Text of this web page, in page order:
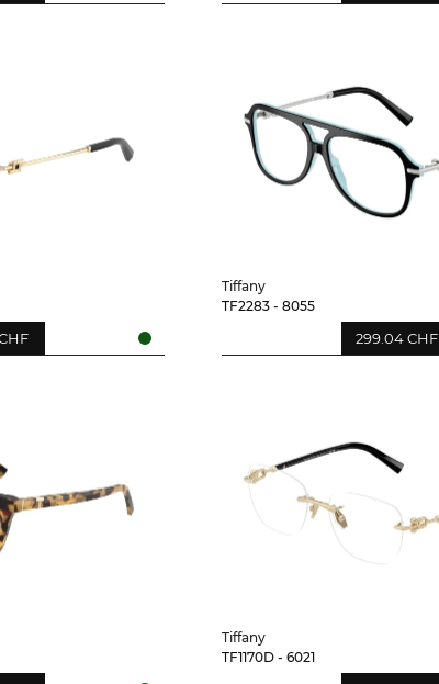
Tiffany
TF2283 - 8055
299.04 CHF
Tiffany
TF1170D - 6021